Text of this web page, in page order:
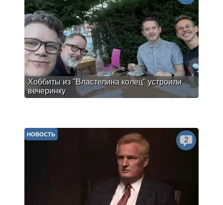
Хоббиты из "Властелина колец" устроили
вечеринку
НОВОСТЬ
2